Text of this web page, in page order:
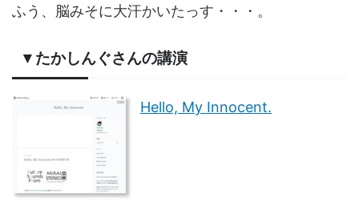
ふう、脳みそに大汗かいたっす・・・。
▼たかしんぐさんの講演
Hello, My Innocent.